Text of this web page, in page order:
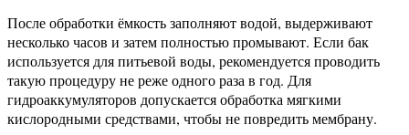
После обработки ёмкость заполняют водой, выдерживают
несколько часов и затем полностью промывают. Если бак
используется для питьевой воды, рекомендуется проводить
такую процедуру не реже одного раза в год. Для
гидроаккумуляторов допускается обработка мягкими
кислородными средствами, чтобы не повредить мембрану.